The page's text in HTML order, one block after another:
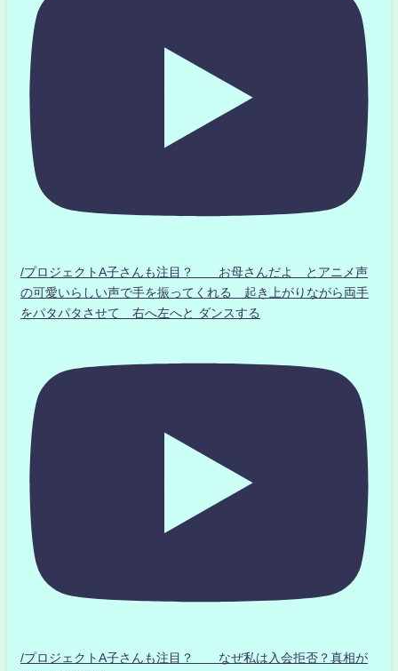
/プロジェクトA子さんも注目？ お母さんだよ とアニメ声
の可愛いらしい声で手を振ってくれる 起き上がりながら両手
をパタパタさせて 右へ左へと ダンスする
/プロジェクトA子さんも注目？ なぜ私は入会拒否？真相が